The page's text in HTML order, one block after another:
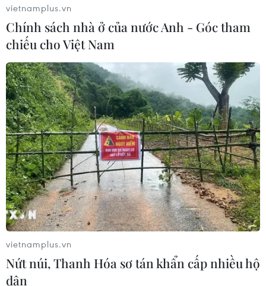
vietnamplus.vn
Chính sách nhà ở của nước Anh - Góc tham
chiếu cho Việt Nam
vietnamplus.vn
Nứt núi, Thanh Hóa sơ tán khẩn cấp nhiều hộ
dân